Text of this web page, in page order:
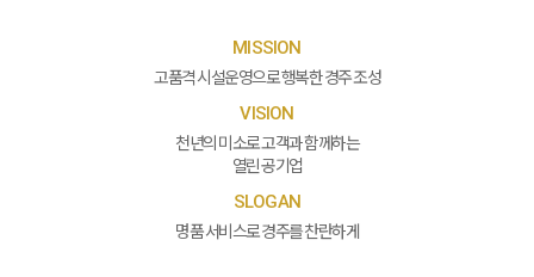
MISSION
고품격 시설운영으로 행복한 경주 조성
VISION
천년의 미소로 고객과 함께하는
열린 공기업
SLOGAN
명품 서비스로 경주를 찬란하게